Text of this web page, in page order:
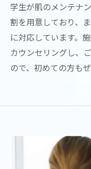
学生が肌のメンテナ
割を用意しており、
に対応しています。
カウンセリングし、
ので、初めての方も